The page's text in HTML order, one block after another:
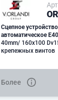
Сцепное устройство
40mm/ 160x100
крепежных винтов
Более